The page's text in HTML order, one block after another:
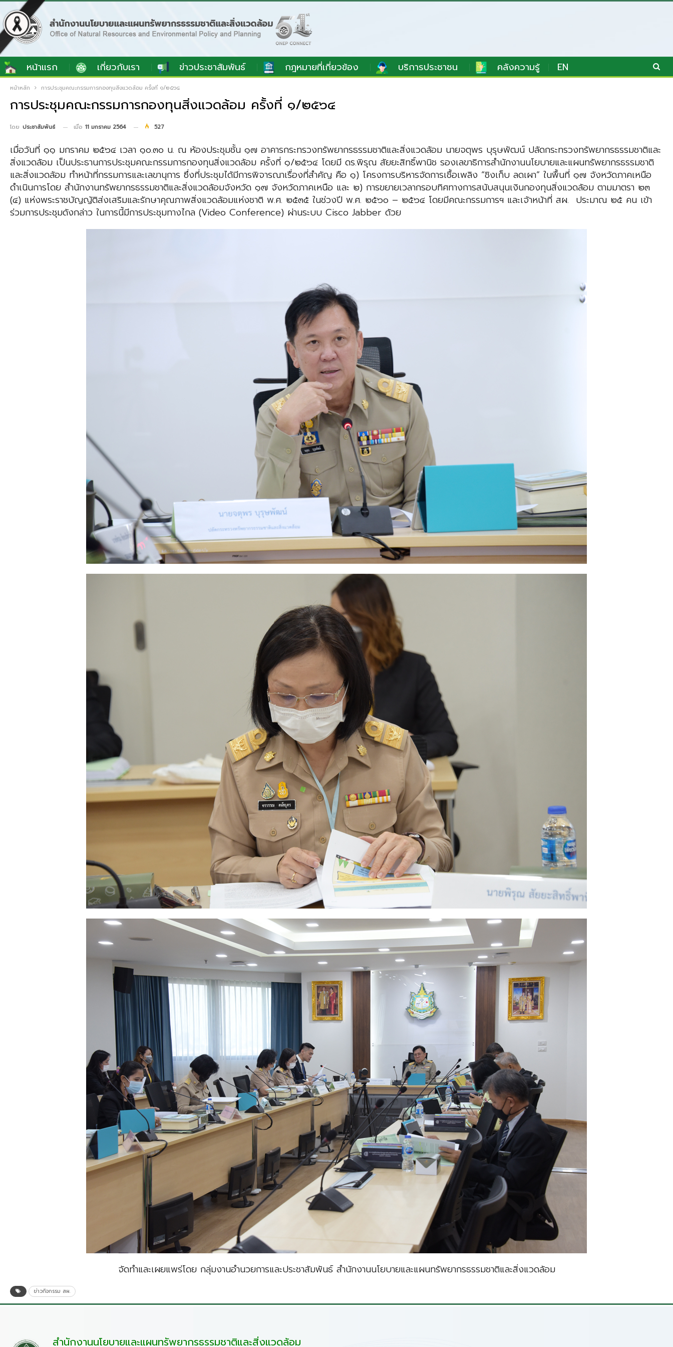
หน้าแรก เกี่ยวกับเรา ข่าวประชาสัมพันธ์ กฎหมายที่เกี่ยวข้อง บริการประชาชน คลังความรู้ EN
หน้าหลัก การประชุมคณะกรรมการกองทุนสิ่งแวดล้อม ครั้งที่ ๑/๒๕๖๔
การประชุมคณะกรรมการกองทุนสิ่งแวดล้อม ครั้งที่ ๑/๒๕๖๔
โดย ประชาสัมพันธ์ เมื่อ 11 มกราคม 2564 527
เมื่อวันที่ ๑๑ มกราคม ๒๕๖๔ เวลา ๑๐.๓๐ น. ณ ห้องประชุมชั้น ๑๗ อาคารกระทรวงทรัพยากรธรรมชาติและสิ่งแวดล้อม นายจตุพร บุรุษพัฒน์ ปลัดกระทรวงทรัพยากรธรรมชาติและ
สิ่งแวดล้อม เป็นประธานการประชุมคณะกรรมการกองทุนสิ่งแวดล้อม ครั้งที่ ๑/๒๕๖๔ โดยมี ดร.พิรุณ สัยยะสิทธิ์พานิช รองเลขาธิการสำนักงานนโยบายและแผนทรัพยากรธรรมชาติ
และสิ่งแวดล้อม ทำหน้าที่กรรมการและเลขานุการ ซึ่งที่ประชุมได้มีการพิจารณาเรื่องที่สำคัญ คือ ๑) โครงการบริหารจัดการเชื้อเพลิง “ชิงเก็บ ลดเผา” ในพื้นที่ ๑๗ จังหวัดภาคเหนือ
ดำเนินการโดย สำนักงานทรัพยากรธรรมชาติและสิ่งแวดล้อมจังหวัด ๑๗ จังหวัดภาคเหนือ และ ๒) การขยายเวลากรอบทิศทางการสนับสนุนเงินกองทุนสิ่งแวดล้อม ตามมาตรา ๒๓
(๔) แห่งพระราชบัญญัติส่งเสริมและรักษาคุณภาพสิ่งแวดล้อมแห่งชาติ พ.ศ. ๒๕๓๕ ในช่วงปี พ.ศ. ๒๕๖๐ – ๒๕๖๔ โดยมีคณะกรรมการฯ และเจ้าหน้าที่ สผ. ประมาณ ๒๕ คน เข้า
ร่วมการประชุมดังกล่าว ในการนี้มีการประชุมทางไกล (Video Conference) ผ่านระบบ Cisco Jabber ด้วย
จัดทำและเผยแพร่โดย กลุ่มงานอำนวยการและประชาสัมพันธ์ สำนักงานนโยบายและแผนทรัพยากรธรรมชาติและสิ่งแวดล้อม
ข่าวกิจกรรม สผ.
สำนักงานนโยบายและแผนทรัพยากรธรรมชาติและสิ่งแวดล้อม